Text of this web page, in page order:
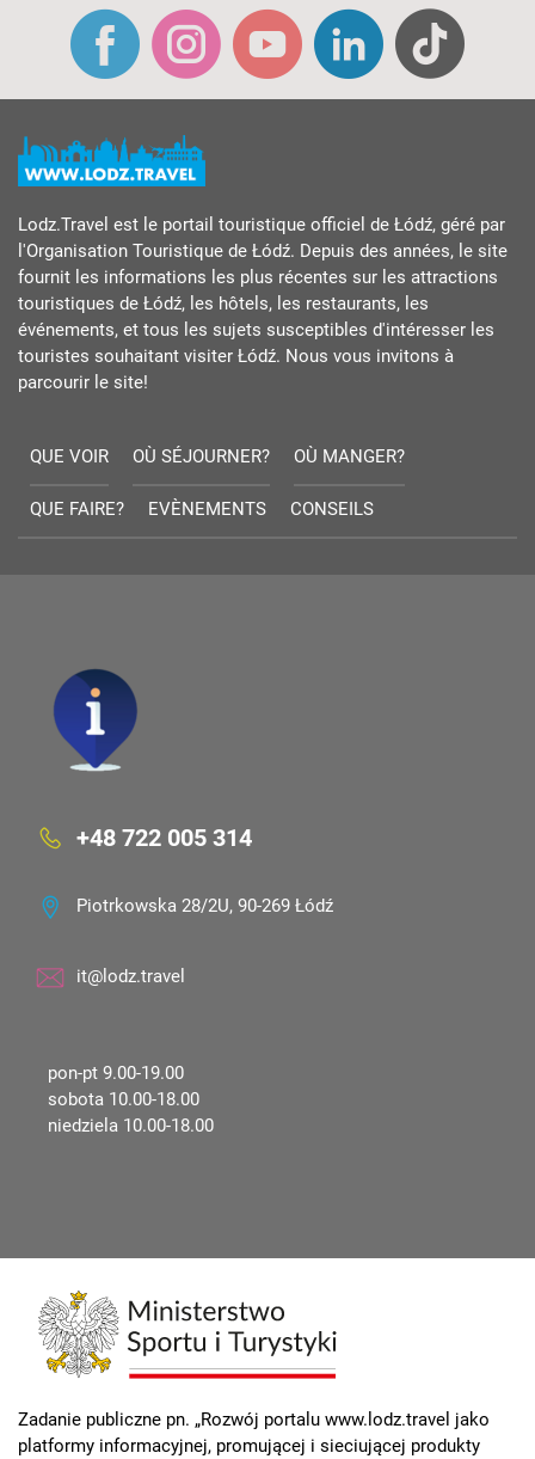
Lodz.Travel est le portail touristique officiel de Łódź, géré par
l'Organisation Touristique de Łódź. Depuis des années, le site
fournit les informations les plus récentes sur les attractions
touristiques de Łódź, les hôtels, les restaurants, les
événements, et tous les sujets susceptibles d'intéresser les
touristes souhaitant visiter Łódź. Nous vous invitons à
parcourir le site!
QUE VOIR OÙ SÉJOURNER? OÙ MANGER?
QUE FAIRE? EVÈNEMENTS CONSEILS
+48 722 005 314
Piotrkowska 28/2U, 90-269 Łódź
it@lodz.travel
pon-pt 9.00-19.00
sobota 10.00-18.00
niedziela 10.00-18.00
Zadanie publiczne pn. „Rozwój portalu www.lodz.travel jako
platformy informacyjnej, promującej i sieciującej produkty